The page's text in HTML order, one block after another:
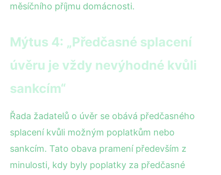
měsíčního příjmu domácnosti.
Mýtus 4: „Předčasné splacení
úvěru je vždy nevýhodné kvůli
sankcím“
Řada žadatelů o úvěr se obává předčasného
splacení kvůli možným poplatkům nebo
sankcím. Tato obava pramení především z
minulosti, kdy byly poplatky za předčasné